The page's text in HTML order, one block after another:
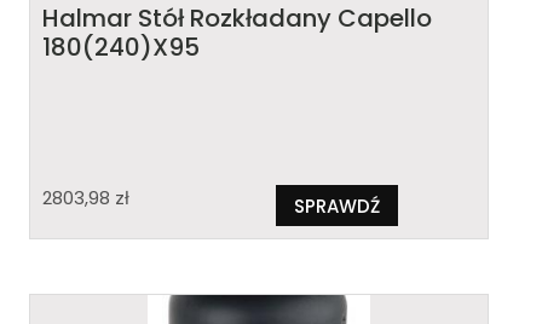
Halmar Stół Rozkładany Capello
180(240)X95
2803,98 zł SPRAWDŹ